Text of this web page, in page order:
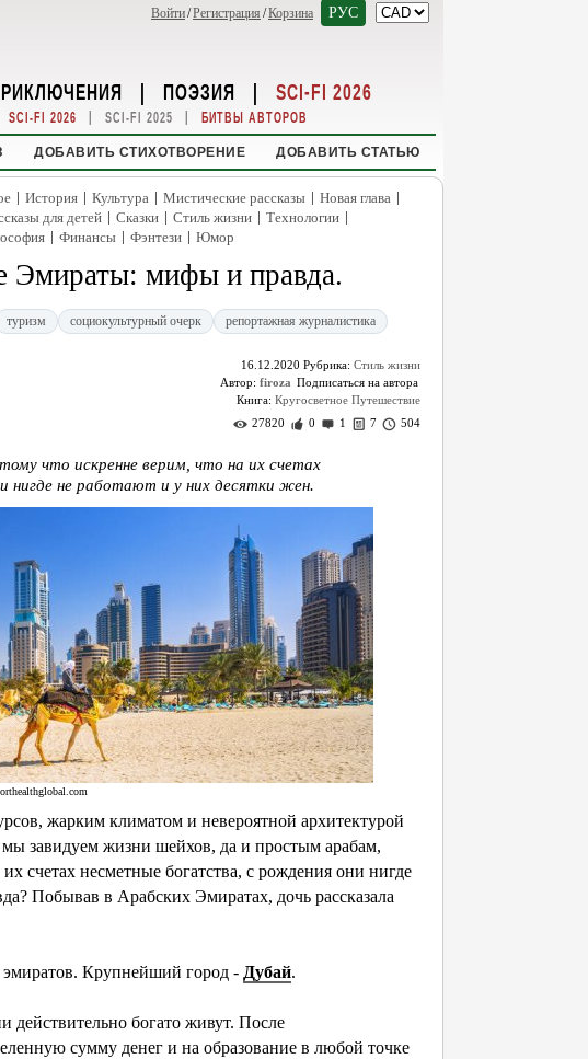
Войти/Регистрация /Корзина РУС
| ПОЭЗИЯ | SCI-FI 2026
SCI-FI 2026 | SCI-FI 2025 | БИТВЫ АВТОРОВ
ДОБАВИТЬ СТИХОТВОРЕНИЕ ДОБАВИТЬ СТАТЬЮ
| История | Культура | Мистические рассказы | Новая глава |
для детей | Сказки | Стиль жизни | Технологии |
| Финансы | Фэнтези | Юмор
Эмираты: мифы и правда.
туризм социокультурный очерк репортажная журналистика
16.12.2020 Рубрика: Стиль жизни
Автор: firoza
Книга: Кругосветное Путешествие
27820
0 1 7 504
что искренне верим, что на их счетах
нигде не работают и у них десятки жен.
жарким климатом и невероятной архитектурой
завидуем жизни шейхов, да и простым арабам,
счетах несметные богатства, с рождения они нигде
Побывав в Арабских Эмиратах, дочь рассказала
Крупнейший город - Дубай.
действительно богато живут. После
сумму денег и на образование в любой точке